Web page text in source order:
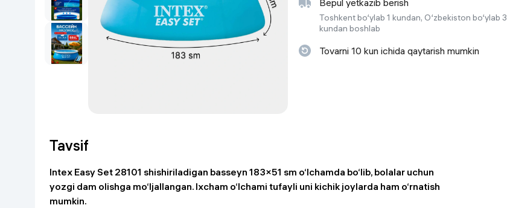
Go‘zallik va parvarish
Aqlli uy
O'yin uchun texnika
Qurilish va ta'mirlash
Virtual haqiqat ko'zoynaklari
Aqlli ko‘zoynaklar
Bepul yetkazib berish
Toshkent bo‘ylab 1 kundan, O‘zbekiston bo‘ylab 3
kundan boshlab
Tovarni 10 kun ichida qaytarish mumkin
Tavsif
Intex Easy Set 28101 shishiriladigan basseyn 183×51 sm o‘lchamda bo‘lib, bolalar uchun
yozgi dam olishga mo‘ljallangan. Ixcham o‘lchami tufayli uni kichik joylarda ham o‘rnatish
mumkin.